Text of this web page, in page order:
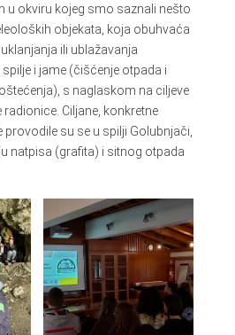
u okviru kojeg smo saznali nešto
objekata, koja obuhvaća
ili ublažavanja
i jame (čišćenje otpada i
s naglaskom na ciljeve
Ciljane, konkretne
su se u spilji Golubnjači,
natpisa (grafita) i sitnog otpada